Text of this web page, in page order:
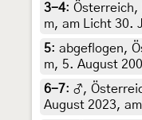
3-4: Österreich,
m, am Licht 30.
5: abgeflogen,
m, 5. August
6-7: ♂,
August 2023,